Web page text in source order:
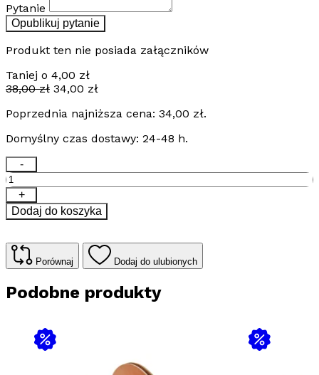
Pytanie
Opublikuj pytanie
Produkt ten nie posiada załączników
Taniej o 4,00 zł
38,00zł Pierwotna
wynosiła:
34,00 złAktualna
wynosi:
Poprzednia najniższa cena: 34,00 zł.
Domyślny czas dostawy: 24-48 h.
ilość
Kabel
grzejny
samoregulujący
Thermoval
BO
UV
24W/m
-
+
Dodaj do koszyka
Porównaj Dodaj do ulubionych
Podobne produkty